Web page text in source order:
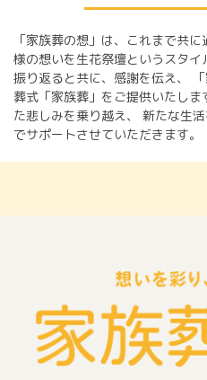
「家族葬の想」は、これまで共に
様の想いを生花祭壇というスタ
振り返ると共に、感謝を伝え、
葬式「家族葬」をご提供いたしま
た悲しみを乗り越え、
新たな生
でサポートさせていただきます。